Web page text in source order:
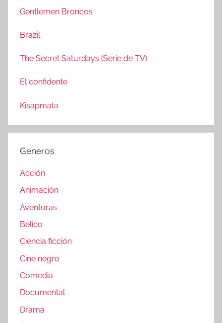
:Gentlemen Broncos
Brazil
The Secret Saturdays (Serie de TV)
El confidente
Kisapmata
Generos
Acción
Animación
Aventuras
Bélico
Ciencia ficción
Cine negro
Comedia
Documental
Drama